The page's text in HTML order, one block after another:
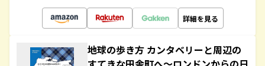
詳細を見る
地球の歩き方 カンタベリーと周辺の